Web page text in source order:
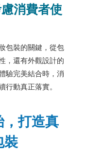
消費者使
包裝的關鍵，從包
，還有外觀設計的
驗完美結合時，消
動真正落實。
，打造真
裝